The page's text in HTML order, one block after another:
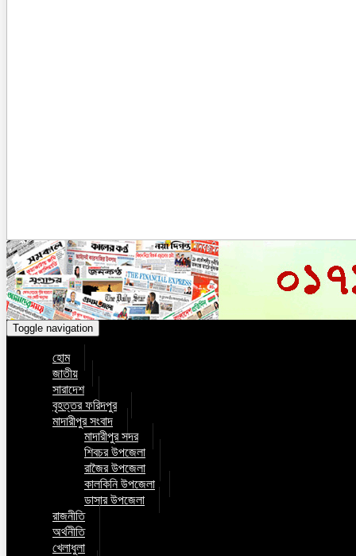
Toggle navigation
হোম
জাতীয়
সারাদেশ
বৃহত্তর ফরিদপুর
মাদারীপুর সংবাদ
মাদারীপুর সদর
শিবচর উপজেলা
রাজৈর উপজেলা
কালকিনি উপজেলা
ডাসার উপজেলা
রাজনীতি
অর্থনীতি
খেলাধুলা